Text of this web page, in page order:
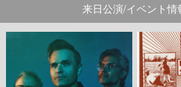
来日公演/イベント情